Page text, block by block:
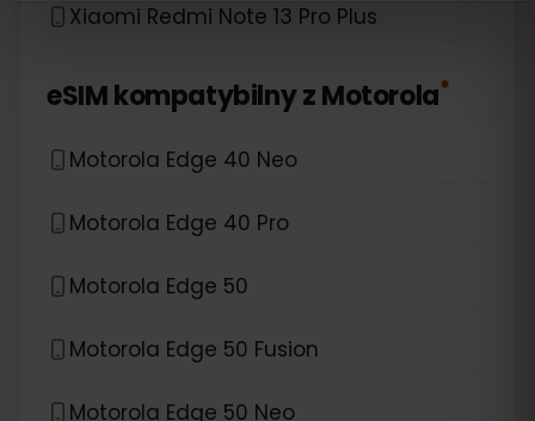
Xiaomi Redmi Note 13 Pro Plus
eSIM kompatybilny zMotorola*
Motorola Edge 40 Neo
Motorola Edge 40 Pro
Motorola Edge 50
Motorola Edge 50 Fusion
Motorola Edge 50 Neo